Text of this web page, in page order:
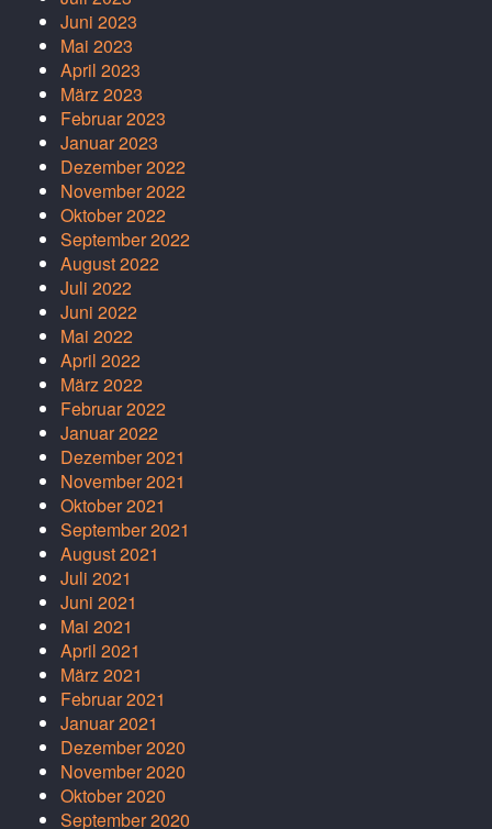
Juni 2023
Mai 2023
April 2023
März 2023
Februar 2023
Januar 2023
Dezember 2022
November 2022
Oktober 2022
September 2022
August 2022
Juli 2022
Juni 2022
Mai 2022
April 2022
März 2022
Februar 2022
Januar 2022
Dezember 2021
November 2021
Oktober 2021
September 2021
August 2021
Juli 2021
Juni 2021
Mai 2021
April 2021
März 2021
Februar 2021
Januar 2021
Dezember 2020
November 2020
Oktober 2020
September 2020